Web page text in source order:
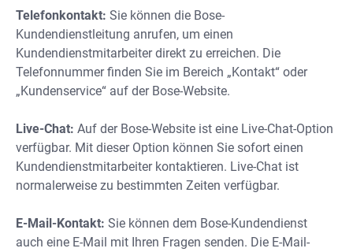
Telefonkontakt: Sie können die Bose-
Kundendienstleitung anrufen, um einen
Kundendienstmitarbeiter direkt zu erreichen. Die
Telefonnummer finden Sie im Bereich „Kontakt“ oder
„Kundenservice“ auf der Bose-Website.
Live-Chat: Auf der Bose-Website ist eine Live-Chat-Option
verfügbar. Mit dieser Option können Sie sofort einen
Kundendienstmitarbeiter kontaktieren. Live-Chat ist
normalerweise zu bestimmten Zeiten verfügbar.
E-Mail-Kontakt: Sie können dem Bose-Kundendienst
auch eine E-Mail mit Ihren Fragen senden. Die E-Mail-